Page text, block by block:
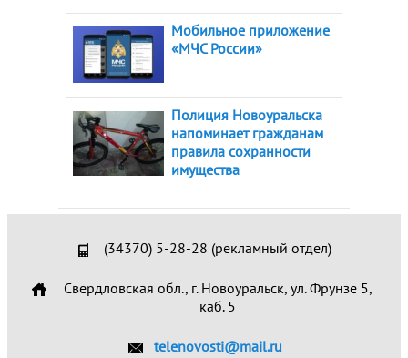
Мобильное приложение
«МЧС России»
Полиция Новоуральска
напоминает гражданам
правила сохранности
имущества
(34370) 5-28-28 (рекламный отдел)
Свердловская обл., г. Новоуральск, ул. Фрунзе 5,
каб. 5
telenovosti@mail.ru